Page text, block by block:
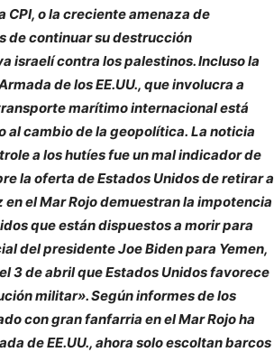
CPI, o la creciente amenaza de
de continuar su destrucción
israelí contra los palestinos. Incluso la
de los EE.UU., que involucra a
marítimo internacional está
al cambio de la geopolítica. La noticia
a los hutíes fue un mal indicador de
la oferta de Estados Unidos de retirar a
el Mar Rojo demuestran la impotencia
que están dispuestos a morir para
del presidente Joe Biden para Yemen,
3 de abril que Estados Unidos favorece
militar». Según informes de los
con gran fanfarria en el Mar Rojo ha
de EE.UU., ahora solo escoltan barcos